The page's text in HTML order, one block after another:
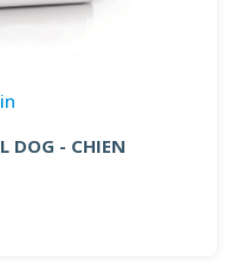
DOG - CHIEN